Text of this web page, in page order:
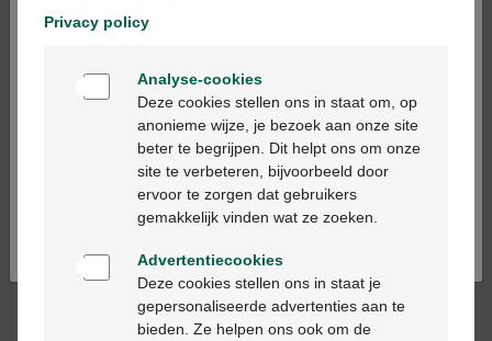
Max. aantal = 12
Op werkdagen vóór 12u besteld, binnen 2
werkdagen geleverd
levering in je Multipharma apotheek
levering thuis vanaf €55
betalen
Klantendienstvia chat ofcontactformulier
Bienvenue
Ga verder in het nederlands
Continuez en français
Privacy policy
Analyse-cookies
Deze cookies stellen ons in staat om, op
anonieme wijze, je bezoek aan onze site
beter te begrijpen. Dit helpt ons om onze
site te verbeteren, bijvoorbeeld door
ervoor te zorgen dat gebruikers
gemakkelijk vinden wat ze zoeken.
Advertentiecookies
Deze cookies stellen ons in staat je
gepersonaliseerde advertenties aan te
bieden. Ze helpen ons ook om de